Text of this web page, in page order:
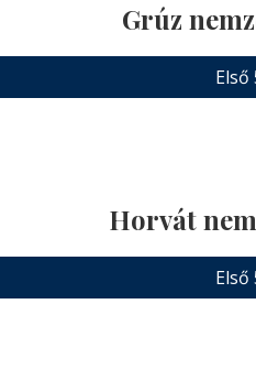
Grúz
Első
Horvát
Első